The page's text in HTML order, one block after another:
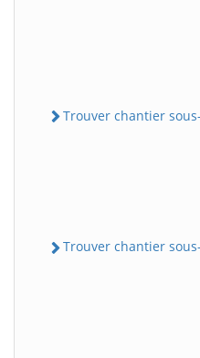
Trouver chantier
Trouver chantier